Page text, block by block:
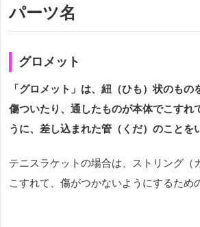
パーツ名
グロメット
「グロメット」は、紐（ひも）状のも
傷ついたり、通したものが本体でこすれ
うに、差し込まれた管（くだ）のことを
テニスラケットの場合は、ストリング（
こすれて、傷がつかないようにするため